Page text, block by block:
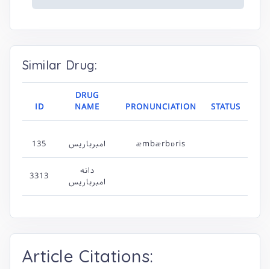
Similar Drug:
ID
DRUG
NAME
PRONUNCIATION STATUS
135 امبرباریس æmbærbɒris
3313
دانه
امبرباریس
Article Citations: